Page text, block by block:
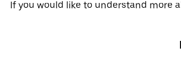
If you would like to understand more